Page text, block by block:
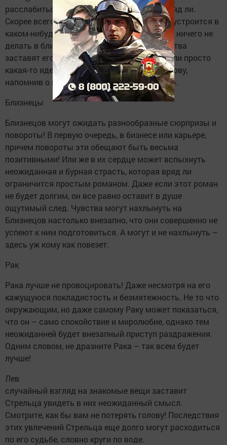
расслабиться, вот только получится это вряд ли.
Скорее всего, едва только Телец поудобнее устроится в
каком-нибудь уютном местечке с желанием ничего не
делать в ближайшие часы, как обстоятельства
заставят его резко изменить свои планы. Или просто
какая-то идея неожиданно придет ему в голову,
напомнив о поговорке: «Охота пуще неволи».
Близнецы
Близнецов могут ожидать разнообразные сюрпризы и
повороты! В первую очередь, в бизнесе или карьере,
причем повороты эти обещают быть весьма
позитивными! Или же в их сердце может вспыхнуть
неожиданная и бурная страсть, которая вряд ли
ограничится простым романом. Даже если этот роман
не будет долгим, он все равно оставит в душе
ощутимый след. Чувства могут нахлынуть на
Близнецов настолько внезапно, что они совершенно не
успеют к ним подготовиться. А могут и не нахлынуть –
здесь уж кому как повезет.
Рак
Рака лучше не провоцировать! Даже несмотря на его
кажущуюся покладистость и безмятежность. Не то что
окружающим, но даже самому Раку может показаться,
что он – само спокойствие и миролюбие, однако тем
неожиданней будет внезапный приступ раздражения.
Одним словом, не дразните Рака – так всем будет
лучше!
Лев
случайный взгляд на знакомые вещи заставит
Стрельца увидеть в них неожиданный смысл.
Смотрите, как бы вам не потерять голову! Последствия
этих увлечений Стрельца еще долго могут расходиться
по его судьбе, словно круги по воде.